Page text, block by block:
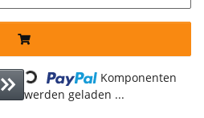
Loading...
Komponenten
werden geladen ...